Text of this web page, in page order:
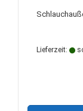
Lieferzeit: